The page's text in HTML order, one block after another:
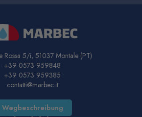
Rossa 5/i, 51037 Montale (PT)
+39 0573 959848
+39 0573 959385
contatti@marbec.it
Wegbeschreibung